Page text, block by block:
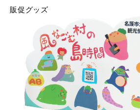
販促グッズ